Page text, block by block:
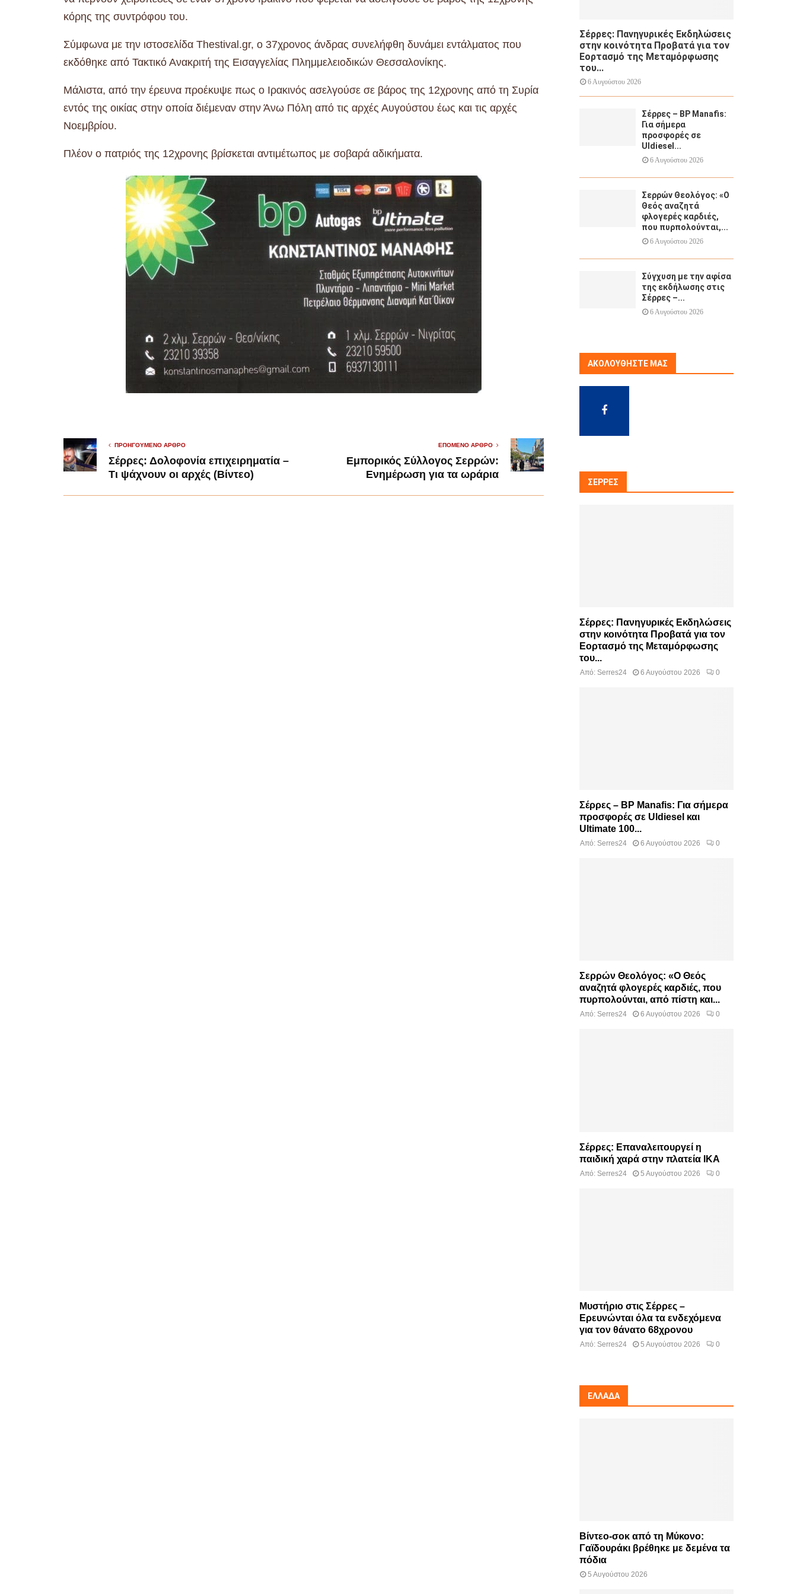
κόρης της συντρόφου του.
Σύμφωνα με την ιστοσελίδα Thestival.gr, o 37χρονος άνδρας συνελήφθη δυνάμει εντάλματος που
εκδόθηκε από Τακτικό Ανακριτή της Εισαγγελίας Πλημμελειοδικών Θεσσαλονίκης.
Μάλιστα, από την έρευνα προέκυψε πως ο Ιρακινός ασελγούσε σε βάρος της 12χρονης από τη Συρία
εντός της οικίας στην οποία διέμεναν στην Άνω Πόλη από τις αρχές Αυγούστου έως και τις αρχές
Νοεμβρίου.
Πλέον ο πατριός της 12χρονης βρίσκεται αντιμέτωπος με σοβαρά αδικήματα.
ΠΡΟΗΓΟΎΜΕΝΟ ΆΡΘΡΟ
Σέρρες: Δολοφονία επιχειρηματία –
Τι ψάχνουν οι αρχές (Βίντεο)
ΕΠΌΜΕΝΟ ΆΡΘΡΟ
Εμπορικός Σύλλογος Σερρών:
Ενημέρωση για τα ωράρια
Σέρρες: Πανηγυρικές Εκδηλώσεις
στην κοινότητα Προβατά για τον
Εορτασμό της Μεταμόρφωσης
του...
6 Αυγούστου 2026
Σέρρες – BP Manafis:
Για σήμερα
προσφορές σε
Uldiesel...
6 Αυγούστου 2026
Σερρών Θεολόγος: «Ο
Θεός αναζητά
φλογερές καρδιές,
που πυρπολούνται,...
6 Αυγούστου 2026
Σύγχυση με την αφίσα
της εκδήλωσης στις
Σέρρες –...
6 Αυγούστου 2026
ΑΚΟΛΟΥΘΉΣΤΕ ΜΑΣ
ΣΈΡΡΕΣ
Σέρρες: Πανηγυρικές Εκδηλώσεις
στην κοινότητα Προβατά για τον
Εορτασμό της Μεταμόρφωσης
του...
Από: Serres24 6 Αυγούστου 2026 0
Σέρρες – BP Manafis: Για σήμερα
προσφορές σε Uldiesel και
Ultimate 100...
Από: Serres24 6 Αυγούστου 2026 0
Σερρών Θεολόγος: «Ο Θεός
αναζητά φλογερές καρδιές, που
πυρπολούνται, από πίστη και...
Από: Serres24 6 Αυγούστου 2026 0
Σέρρες: Επαναλειτουργεί η
παιδική χαρά στην πλατεία ΙΚΑ
Από: Serres24 5 Αυγούστου 2026 0
Μυστήριο στις Σέρρες –
Ερευνώνται όλα τα ενδεχόμενα
για τον θάνατο 68χρονου
Από: Serres24 5 Αυγούστου 2026 0
ΕΛΛΆΔΑ
Βίντεο-σοκ από τη Μύκονο:
Γαϊδουράκι βρέθηκε με δεμένα τα
πόδια
5 Αυγούστου 2026